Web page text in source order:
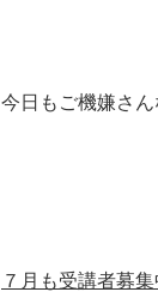
今日もご機嫌さん
７月も受講者募